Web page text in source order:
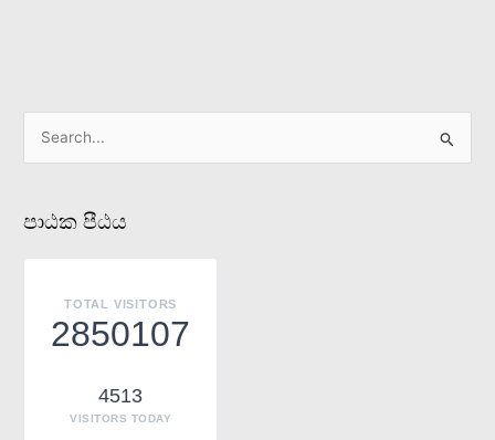
r
c
පාඨක පීඨය
TOTAL VISITORS
2850107
4513
VISITORS TODAY